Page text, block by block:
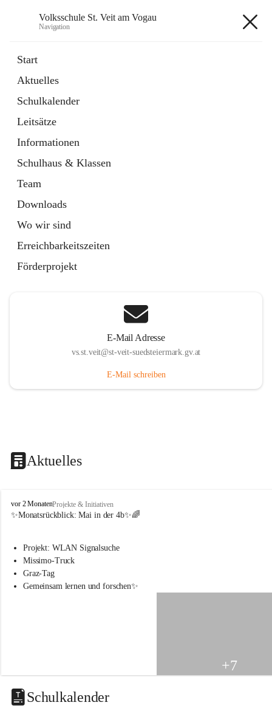
Volksschule St. Veit am Vogau
Navigation
Start
Aktuelles
Schulkalender
Leitsätze
Informationen
Schulhaus & Klassen
Team
Downloads
Wo wir sind
Erreichbarkeitszeiten
Förderprojekt
E-Mail Adresse
vs.st.veit@st-veit-suedsteiermark.gv.at
E-Mail schreiben
Aktuelles
V
o
s
s
c
i
t
a
vor 2 MonatenProjekte & Initiativen
✨Monatsrückblick: Mai in der 4b✨🌈
Projekt: WLAN Signalsuche
Missimo-Truck
Graz-Tag
Gemeinsam lernen und forschen✨
+7
Schulkalender